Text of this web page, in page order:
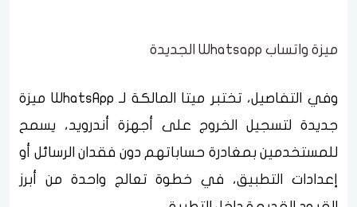
ميزة واتساب Whatsapp الجديدة
وفي التفاصيل، تختبر ميتا المالكة لـ WhatsApp ميزة
جديدة لتسجيل الخروج على أجهزة أندرويد، يسمح
للمستخدمين بمغادرة حساباتهم دون فقدان الرسائل أو
إعدادات التطبيق، في خطوة تعالج واحدة من أبرز